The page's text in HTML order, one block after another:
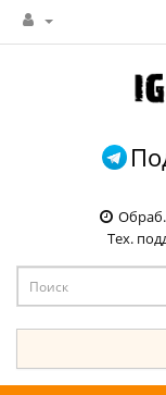
Обраб.
Тех.